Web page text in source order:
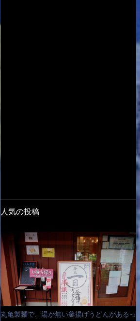
人気の投稿
丸亀製麺で、湯が無い釜揚げうどんがあるっ